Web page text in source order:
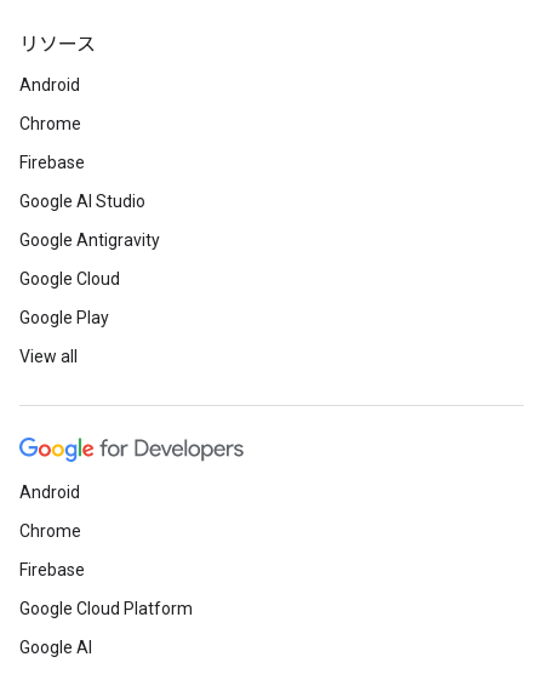
リソース
Android
Chrome
Firebase
Google AI Studio
Google Antigravity
Google Cloud
Google Play
View all
Android
Chrome
Firebase
Google Cloud Platform
Google AI